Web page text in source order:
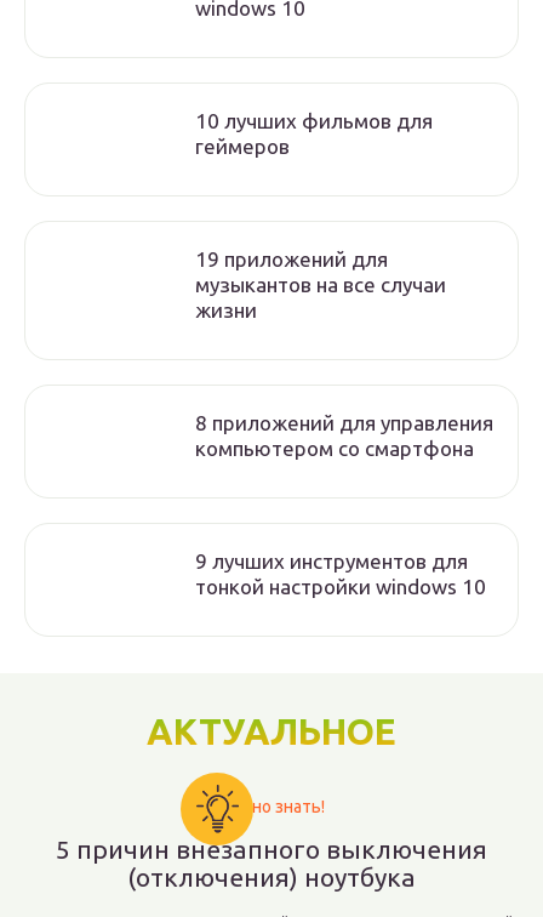
windows 10
10 лучших фильмов для
геймеров
19 приложений для
музыкантов на все случаи
жизни
8 приложений для управления
компьютером со смартфона
9 лучших инструментов для
тонкой настройки windows 10
АКТУАЛЬНОЕ
Важно знать!
5 причин внезапного выключения
(отключения) ноутбука